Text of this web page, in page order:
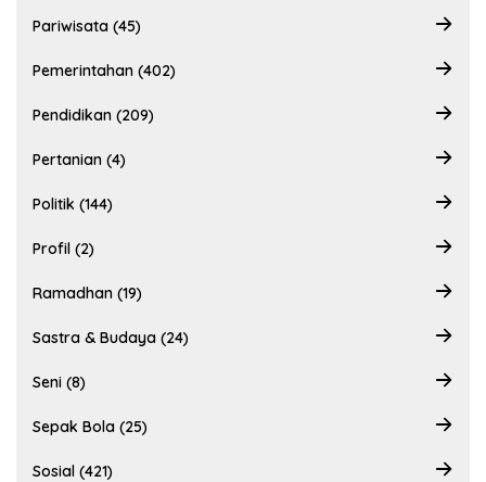
Pariwisata (45)
Pemerintahan (402)
Pendidikan (209)
Pertanian (4)
Politik (144)
Profil (2)
Ramadhan (19)
Sastra & Budaya (24)
Seni (8)
Sepak Bola (25)
Sosial (421)